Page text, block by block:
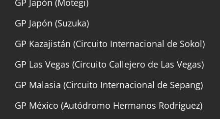
GP Japón (Suzuka)
GP Kazajistán (Circuito Internacional de Sokol)
GP Las Vegas (Circuito Callejero de Las Vegas)
GP Malasia (Circuito Internacional de Sepang)
GP México (Autódromo Hermanos Rodríguez)